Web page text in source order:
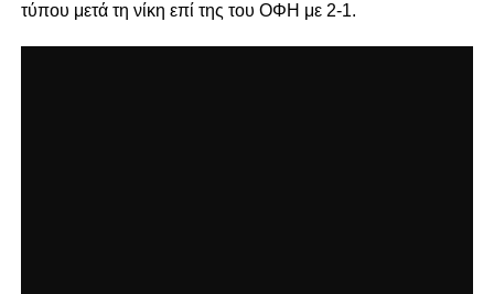
τύπου μετά τη νίκη επί της του ΟΦΗ με 2-1.